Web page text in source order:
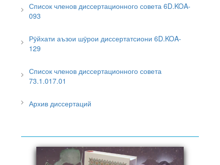
Список членов диссертационного совета 6D.KOA-
093
Рӯйхати аъзои шӯрои диссертатсиони 6D.KOA-
129
Список членов диссертационного совета
73.1.017.01
Архив диссертаций